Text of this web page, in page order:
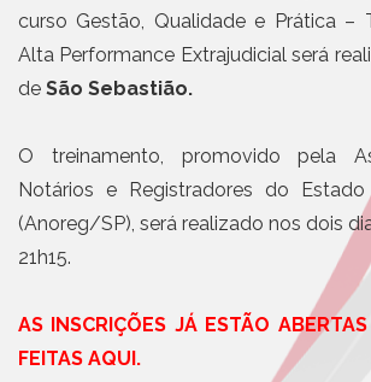
curso Gestão, Qualidade e Prática –
Alta Performance Extrajudicial será
de São Sebastião.
O treinamento, promovido pela
Notários e Registradores do
(Anoreg/SP), será realizado nos dois
21h15.
AS INSCRIÇÕES JÁ ESTÃO
FEITAS AQUI.